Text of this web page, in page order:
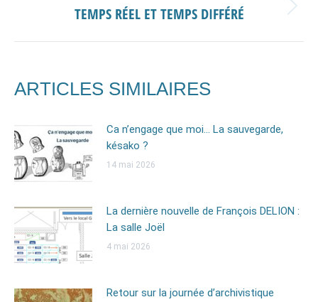
Article
:
TEMPS RÉEL ET TEMPS DIFFÉRÉ
ARTICLES SIMILAIRES
Ca n’engage que moi… La sauvegarde,
késako ?
14 mai 2026
La dernière nouvelle de François DELION :
La salle Joël
4 mai 2026
Retour sur la journée d’archivistique